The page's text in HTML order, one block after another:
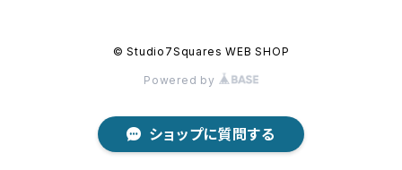
© Studio7Squares WEB SHOP
Powered by
ショップに質問する